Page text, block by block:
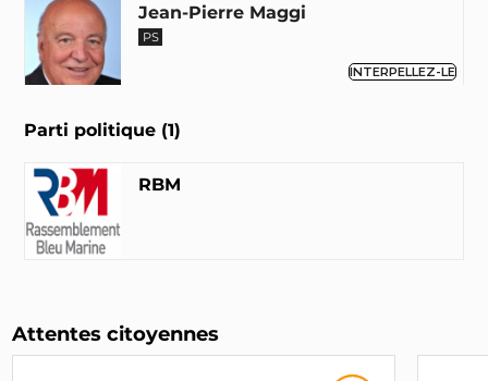
Jean-Pierre Maggi
PS
INTERPELLEZ-LE
Jean-Louis Touraine
Parti politique (1)
RBM
Attentes citoyennes